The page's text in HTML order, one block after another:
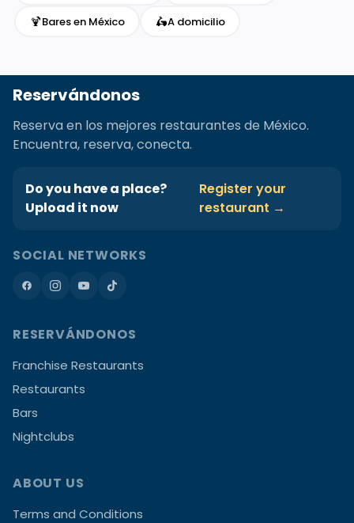
🍹Bares en México 🛵A domicilio
Reservándonos
Reserva en los mejores restaurantes de México.
Encuentra, reserva, conecta.
Do you have a place?
Upload it now
Register your
restaurant →
SOCIAL NETWORKS
RESERVÁNDONOS
Franchise Restaurants
Restaurants
Bars
Nightclubs
ABOUT US
Terms and Conditions